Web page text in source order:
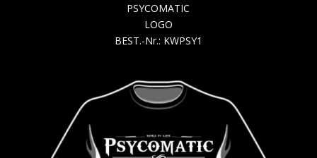
PSYCOMATIC
LOGO
BEST.-Nr.: KWPSY1